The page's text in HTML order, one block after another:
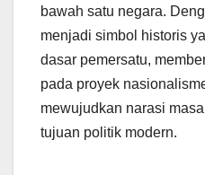
bawah satu negara.
menjadi simbol historis
dasar pemersatu,
pada proyek
mewujudkan narasi
tujuan politik modern.